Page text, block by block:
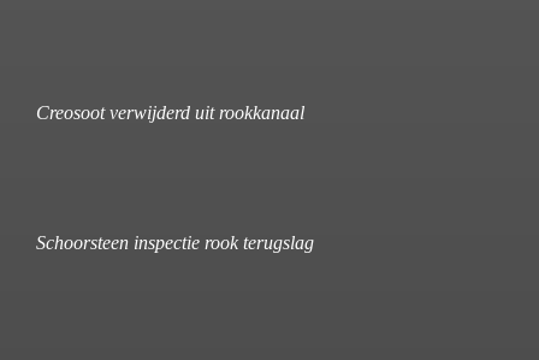
Creosoot verwijderd uit rookkanaal
Schoorsteen inspectie rook terugslag